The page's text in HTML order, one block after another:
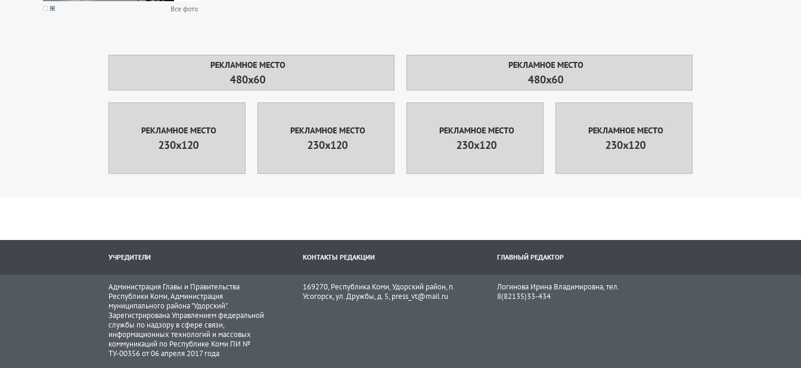
Все фото
УЧРЕДИТЕЛИ КОНТАКТЫ РЕДАКЦИИ ГЛАВНЫЙ РЕДАКТОР
Администрация Главы и Правительства
Республики Коми, Администрация
муниципального района "Удорский".
Зарегистрирована Управлением федеральной
службы по надзору в сфере связи,
информационных технологий и массовых
коммуникаций по Республике Коми ПИ №
ТУ-00356 от 06 апреля 2017 года
169270, Республика Коми, Удорский район, п.
Усогорск, ул. Дружбы, д. 5, press_vt@mail.ru
Логинова Ирина Владимировна, тел.
8(82135)33-434